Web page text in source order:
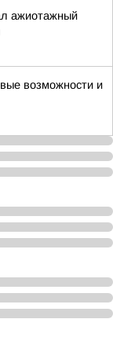
ажиотажный
возможности и